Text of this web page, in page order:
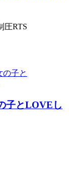
圧RTS
子とLOVEし